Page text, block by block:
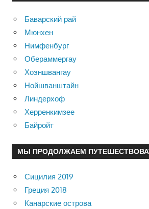
Баварский рай
Мюнхен
Нимфенбург
Обераммергау
Хоэншвангау
Нойшванштайн
Линдерхоф
Херренкимзее
Байройт
МЫ ПРОДОЛЖАЕМ
Сицилия 2019
Греция 2018
Канарские острова